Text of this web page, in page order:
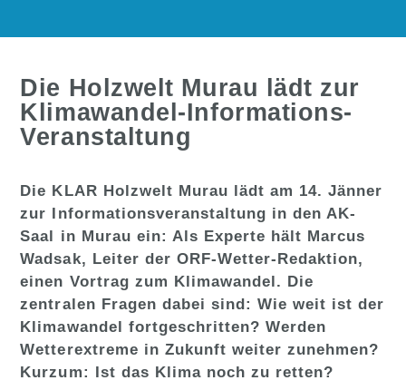
Die Holzwelt Murau lädt zur
Klimawandel-Informations-
Veranstaltung
Die KLAR Holzwelt Murau lädt am 14. Jänner
zur Informationsveranstaltung in den AK-
Saal in Murau ein: Als Experte hält Marcus
Wadsak, Leiter der ORF-Wetter-Redaktion,
einen Vortrag zum Klimawandel. Die
zentralen Fragen dabei sind: Wie weit ist der
Klimawandel fortgeschritten? Werden
Wetterextreme in Zukunft weiter zunehmen?
Kurzum: Ist das Klima noch zu retten?